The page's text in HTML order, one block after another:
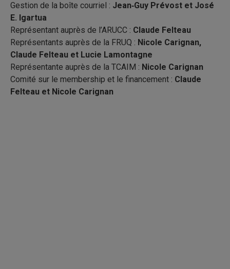
Gestion de la boîte courriel : Jean‐Guy Prévost et José
E. Igartua
Représentant auprès de l’ARUCC : Claude Felteau
Représentants auprès de la FRUQ : Nicole Carignan,
Claude Felteau et Lucie Lamontagne
Représentante auprès de la TCAIM : Nicole Carignan
Comité sur le membership et le financement : Claude
Felteau et Nicole Carignan